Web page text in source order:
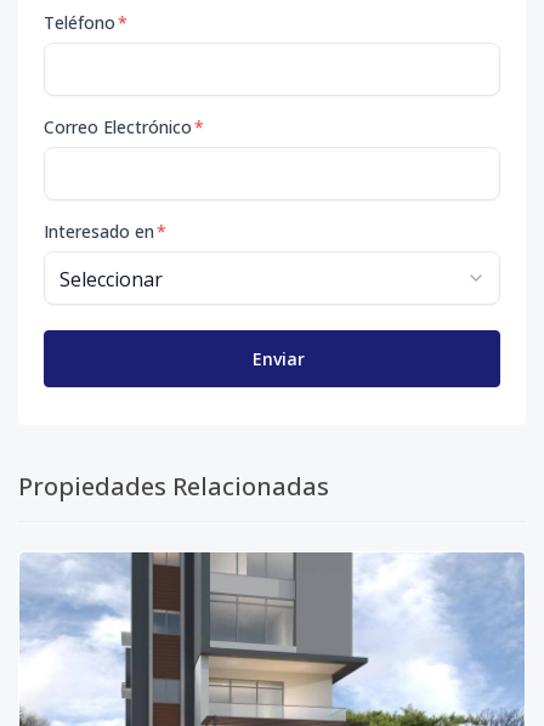
Teléfono*
Correo Electrónico*
Interesado en*
Enviar
Propiedades Relacionadas